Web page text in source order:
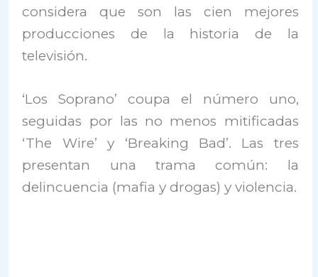
considera que son las cien mejores
producciones de la historia de la
televisión.
‘Los Soprano’ coupa el número uno,
seguidas por las no menos mitificadas
‘The Wire’ y ‘Breaking Bad’. Las tres
presentan una trama común: la
delincuencia (mafia y drogas) y violencia.